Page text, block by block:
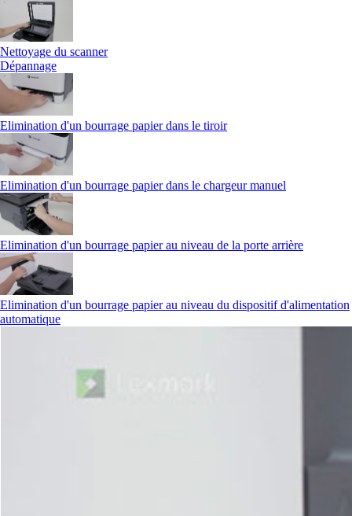
Nettoyage du scanner
Dépannage
Elimination d'un bourrage papier dans le tiroir
Elimination d'un bourrage papier dans le chargeur manuel
Elimination d'un bourrage papier au niveau de la porte arrière
Elimination d'un bourrage papier au niveau du dispositif d'alimentation
automatique